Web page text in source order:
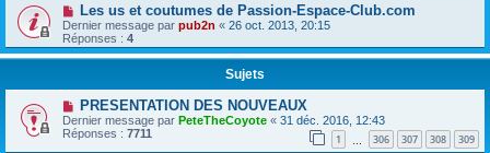
Les us et coutumes de Passion-Espace-Club.com
Dernier message par pub2n « 26 oct. 2013, 20:15
Réponses : 4
Sujets
PRESENTATION DES NOUVEAUX
Dernier message par PeteTheCoyote « 31 déc. 2016, 12:43
Réponses : 7711 1 306 307 308 309